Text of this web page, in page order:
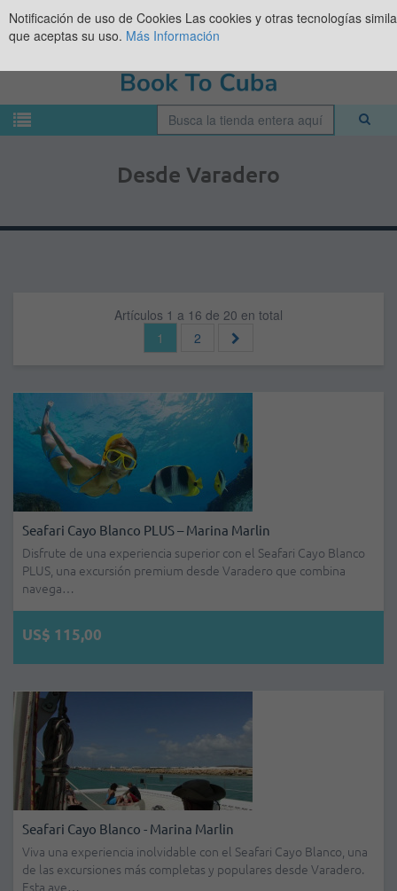
Desde Varadero
Artículos 1 a 16 de 20 en total
1
2
Seafari Cayo Blanco PLUS – Marina Marlin
Disfrute de una experiencia superior con el Seafari Cayo Blanco
PLUS, una excursión premium desde Varadero que combina
navega…
US$ 115,00
Seafari Cayo Blanco - Marina Marlin
Viva una experiencia inolvidable con el Seafari Cayo Blanco, una
de las excursiones más completas y populares desde Varadero.
Esta ave…
Notificación de uso de Cookies Las cookies y otras tecnologías
que aceptas su uso. Más Información